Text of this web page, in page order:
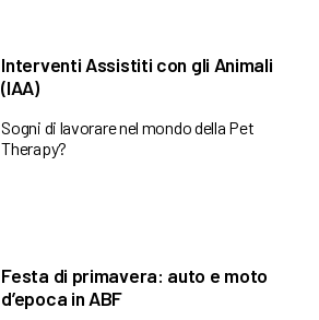
Interventi Assistiti con gli Animali
(IAA)
Sogni di lavorare nel mondo della Pet
Therapy?
Festa di primavera: auto e moto
d’epoca in ABF